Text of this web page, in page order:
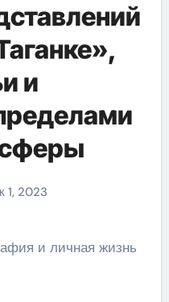
и
сферы
1, 2023